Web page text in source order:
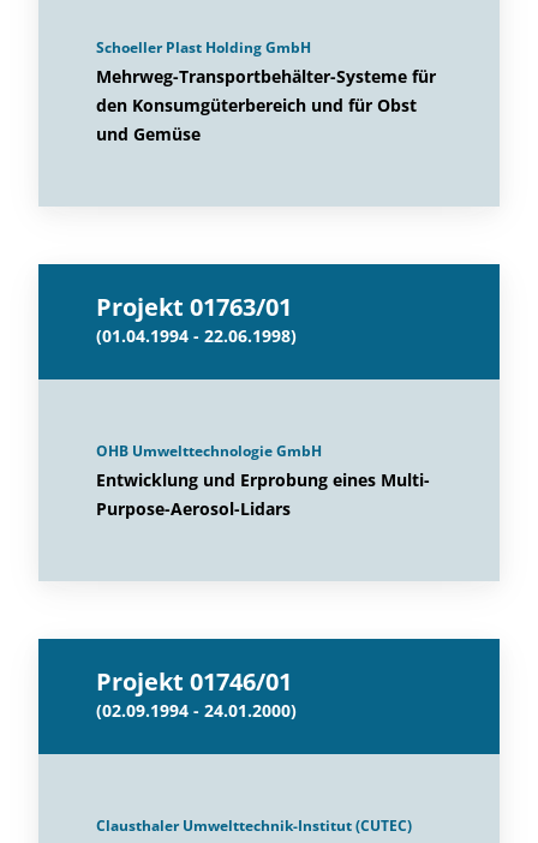
Schoeller Plast Holding GmbH
Mehrweg-Transportbehälter-Systeme für
den Konsumgüterbereich und für Obst
und Gemüse
Projekt 01763/01
(01.04.1994 - 22.06.1998)
OHB Umwelttechnologie GmbH
Entwicklung und Erprobung eines Multi-
Purpose-Aerosol-Lidars
Projekt 01746/01
(02.09.1994 - 24.01.2000)
Clausthaler Umwelttechnik-Institut (CUTEC)